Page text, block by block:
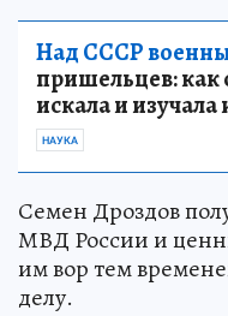
Над СССР
пришельцев: как
искала и
НАУКА
Семен Дроздов
МВД России и
им вор тем
делу.